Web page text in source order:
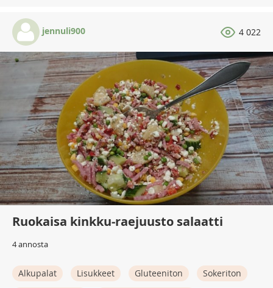
jennuli900 4 022
Ruokaisa kinkku-raejuusto salaatti
4 annosta
Alkupalat Lisukkeet Gluteeniton
Sokeriton